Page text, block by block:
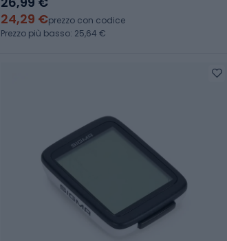
24,29 €prezzo con codice
Prezzo più basso: 25,64 €